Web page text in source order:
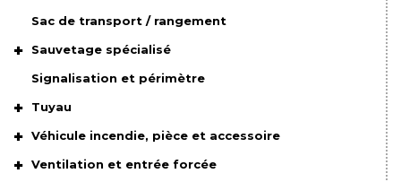
Sac de transport / rangement
Sauvetage spécialisé
Signalisation et périmètre
Tuyau
Véhicule incendie, pièce et accessoire
Ventilation et entrée forcée